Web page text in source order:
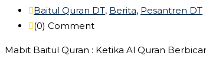
Baitul Quran DT, Berita, Pesantren DT
(0) Comment
Mabit Baitul Quran : Ketika Al Quran